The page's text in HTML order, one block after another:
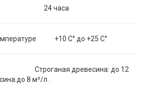
24 часа
+10 С° до +25 С°
древесина: до 12
8 м²/л .